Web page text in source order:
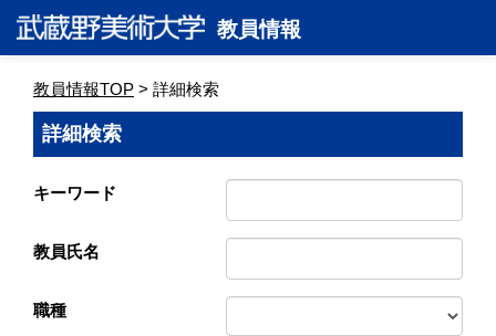
教員情報
教員情報TOP > 詳細検索
詳細検索
キーワード
教員氏名
職種